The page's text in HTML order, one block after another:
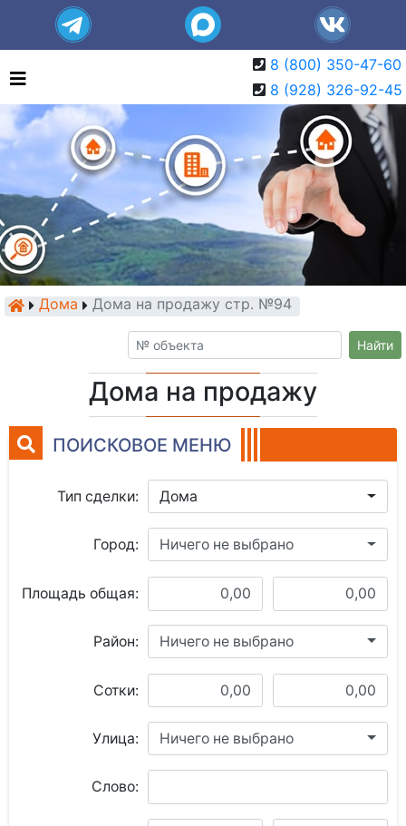
8 (800) 350-47-60
8 (928) 326-92-45
Дома Дома на продажу стр. №94
Найти
Дома на продажу
ПОИСКОВОЕ МЕНЮ
Тип сделки: Дома
Город: Ничего не выбрано
Площадь общая:
Район: Ничего не выбрано
Сотки:
Улица: Ничего не выбрано
Слово: